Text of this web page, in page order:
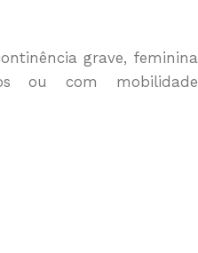
grave, feminina
ou com mobilidade